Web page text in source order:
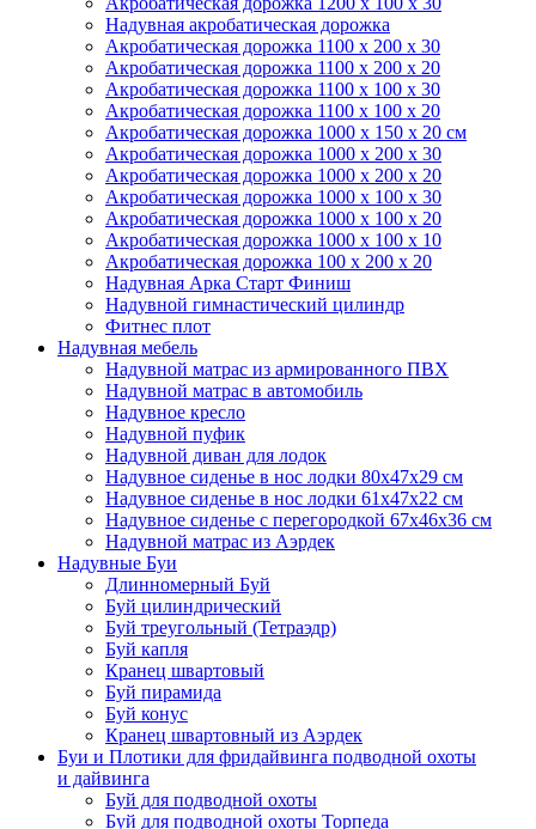
Надувная акробатическая дорожка
Акробатическая дорожка 1100 x 200 x 30
Акробатическая дорожка 1100 x 200 x 20
Акробатическая дорожка 1100 x 100 x 30
Акробатическая дорожка 1100 x 100 x 20
Акробатическая дорожка 1000 x 150 x 20 см
Акробатическая дорожка 1000 x 200 x 30
Акробатическая дорожка 1000 x 200 x 20
Акробатическая дорожка 1000 x 100 x 30
Акробатическая дорожка 1000 x 100 x 20
Акробатическая дорожка 1000 x 100 x 10
Акробатическая дорожка 100 x 200 x 20
Надувная Арка Старт Финиш
Надувной гимнастический цилиндр
Фитнес плот
Надувная мебель
Надувной матрас из армированного ПВХ
Надувной матрас в автомобиль
Надувное кресло
Надувной пуфик
Надувной диван для лодок
Надувное сиденье в нос лодки 80х47х29 см
Надувное сиденье в нос лодки 61х47х22 см
Надувное сиденье с перегородкой 67х46х36 см
Надувной матрас из Аэрдек
Надувные Буи
Длинномерный Буй
Буй цилиндрический
Буй треугольный (Тетраэдр)
Буй капля
Кранец швартовый
Буй пирамида
Буй конус
Кранец швартовный из Аэрдек
Буи и Плотики для фридайвинга подводной охоты
и дайвинга
Буй для подводной охоты
Буй для подводной охоты Торпеда